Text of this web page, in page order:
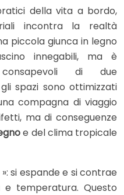
della vita a bordo,
incontra la realtà
piccola giunca in legno
innegabili, ma è
di due
spazi sono ottimizzati
compagna di viaggio
ma di conseguenze
e del clima tropicale
si espande e si contrae
temperatura. Questo